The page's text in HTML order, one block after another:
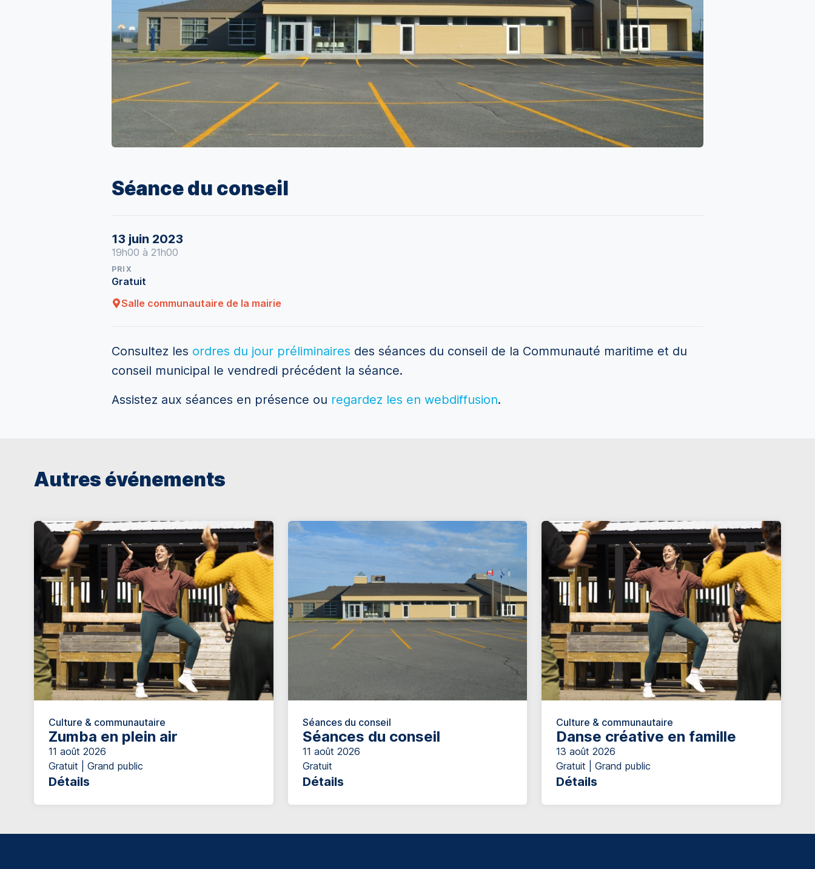
Séance du conseil
13 juin 2023
19h00 à 21h00
PRIX
Gratuit
Salle communautaire de la mairie
Consultez les ordres du jour préliminaires des séances du conseil de la Communauté maritime et du
conseil municipal le vendredi précédent la séance.
Assistez aux séances en présence ou regardez les en webdiffusion.
Autres événements
Culture & communautaire
Zumba en plein air
11 août 2026
Gratuit | Grand public
Détails
Séances du conseil
Séances du conseil
11 août 2026
Gratuit
Détails
Culture & communautaire
Danse créative en famille
13 août 2026
Gratuit | Grand public
Détails